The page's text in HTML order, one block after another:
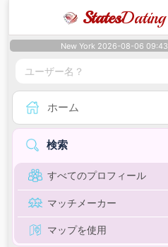
StatesDating
New York 2026-08-06 09:43
ホーム
検索
すべてのプロフィール
マッチメーカー
マップを使用